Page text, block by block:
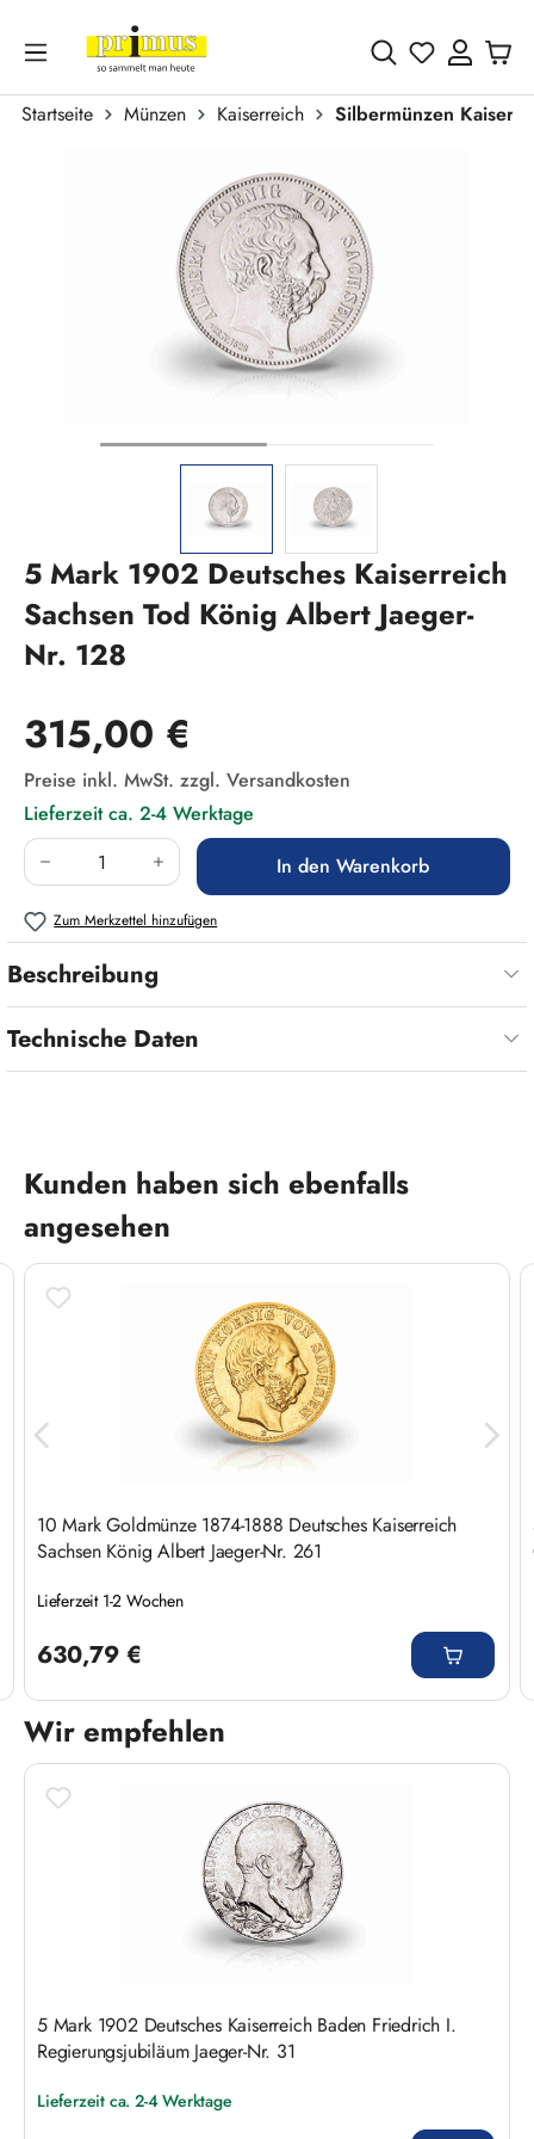
Zum Hauptinhalt springen
Du hast 0
Startseite Münzen Kaiserreich
Silbermünzen
5 Mark 1902 Deutsches Kaiserreich
Sachsen Tod König Albert Jaeger-
Nr. 128
Regulärer Preis:
315,00 €
Preise inkl. MwSt. zzgl. Versandkosten
Lieferzeit ca. 2-4 Werktage
Produkt Anzahl: Gib den gewünschten Wert
In den Warenkorb
Zum Merkzettel hinzufügen
Beschreibung
Technische Daten
Produktgalerie überspringen
Kunden haben sich ebenfalls
angesehen
10 Mark Goldmünze 1874-1888 Deutsches Kaiserreich
Sachsen König Albert Jaeger-Nr. 261
Lieferzeit 1-2 Wochen
630,79 €
Wir empfehlen
Produktgalerie überspringen
5 Mark 1902 Deutsches Kaiserreich Baden Friedrich I.
Regierungsjubiläum Jaeger-Nr. 31
Lieferzeit ca. 2-4 Werktage